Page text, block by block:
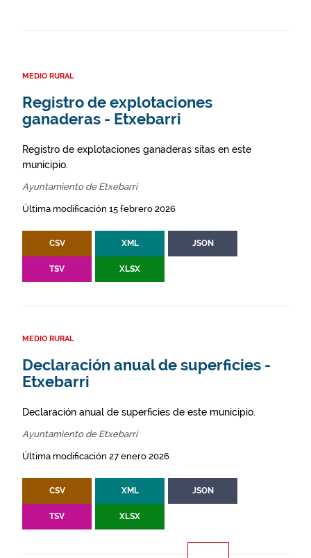
MEDIO RURAL
Registro de explotaciones
ganaderas - Etxebarri
Registro de explotaciones ganaderas sitas en este
municipio.
Ayuntamiento de Etxebarri
Última modificación 15 febrero 2026
CSV XML JSON
TSV XLSX
MEDIO RURAL
Declaración anual de superficies -
Etxebarri
Declaración anual de superficies de este municipio.
Ayuntamiento de Etxebarri
Última modificación 27 enero 2026
CSV XML JSON
TSV XLSX